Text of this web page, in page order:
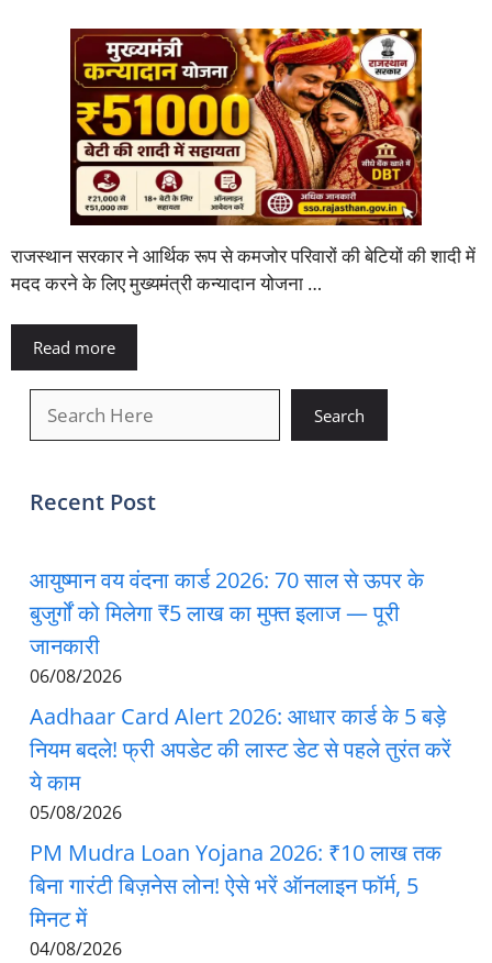
राजस्थान सरकार ने आर्थिक रूप से कमजोर परिवारों की बेटियों की शादी में
मदद करने के लिए मुख्यमंत्री कन्यादान योजना …
Read more
Search
Recent Post
आयुष्मान वय वंदना कार्ड 2026: 70 साल से ऊपर के
बुजुर्गों को मिलेगा ₹5 लाख का मुफ्त इलाज — पूरी
जानकारी
06/08/2026
Aadhaar Card Alert 2026: आधार कार्ड के 5 बड़े
नियम बदले! फ्री अपडेट की लास्ट डेट से पहले तुरंत करें
ये काम
05/08/2026
PM Mudra Loan Yojana 2026: ₹10 लाख तक
बिना गारंटी बिज़नेस लोन! ऐसे भरें ऑनलाइन फॉर्म, 5
मिनट में
04/08/2026